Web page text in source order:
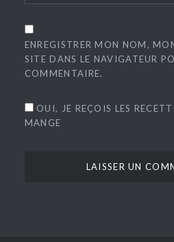
ENREGISTRER MON NOM,
SITE DANS LE NAVIGATEUR
COMMENTAIRE.
OUI, JE REÇOIS LES
MANGE